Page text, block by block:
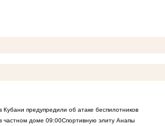
Кубани предупредили об атаке беспилотников
частном доме 09:00Спортивную элиту Анапы